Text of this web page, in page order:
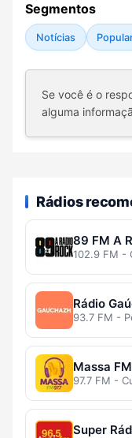
Segmentos
Notícias
Se você é o
alguma
Rádios
89 FM A
102.9 FM -
Rádio
93.7 FM -
Massa
97.7 FM -
Super